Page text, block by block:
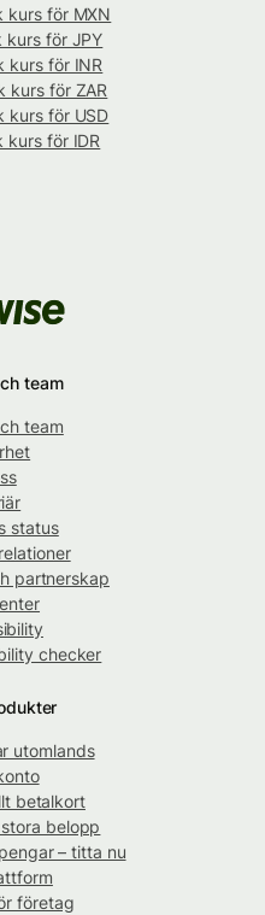
kurs för MXN
kurs för JPY
kurs för INR
kurs för ZAR
kurs för USD
kurs för IDR
team
team
status
partnerskap
checker
utomlands
betalkort
belopp
– titta nu
företag